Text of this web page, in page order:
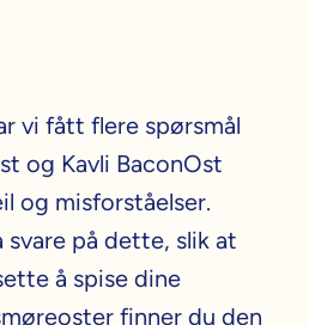
vi fått flere spørsmål
og Kavli BaconOst
og misforståelser.
svare på dette, slik at
å spise dine
finner du den